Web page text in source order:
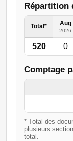
Répartition
Total* Aug
2026
520 0
Comptage
* Total des
plusieurs
total.